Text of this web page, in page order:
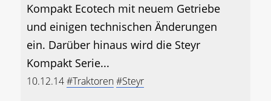
Kompakt Ecotech mit neuem Getriebe
und einigen technischen Änderungen
ein. Darüber hinaus wird die Steyr
Kompakt Serie...
10.12.14#Traktoren#Steyr